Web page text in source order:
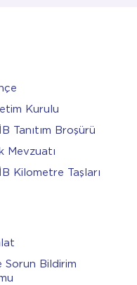
Kurulu
Tanıtım Broşürü
Mevzuatı
Kilometre Taşları
Sorun Bildirim